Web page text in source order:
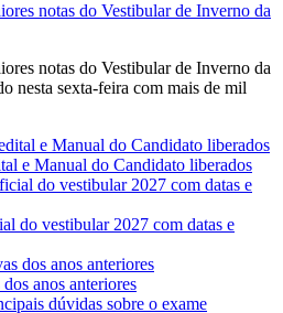
notas do Vestibular de Inverno da
notas do Vestibular de Inverno da
nesta sexta-feira com mais de mil
e Manual do Candidato liberados
do vestibular 2027 com datas e
anos anteriores